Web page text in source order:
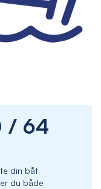
/ 64
din båt
du både